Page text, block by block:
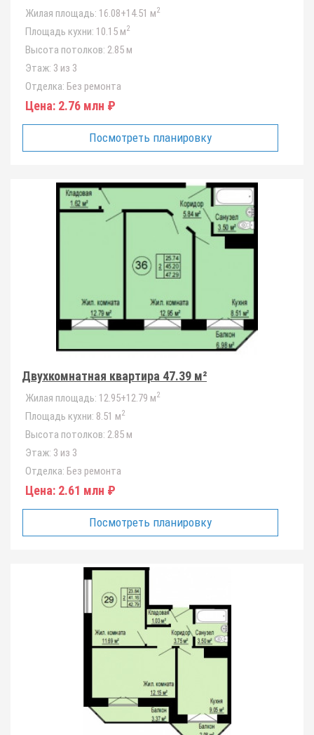
Жилая площадь: 16.08+14.51 м2
Площадь кухни: 10.15 м2
Высота потолков: 2.85 м
Этаж: 3 из 3
Отделка: Без ремонта
Цена: 2.76 млн ₽
Посмотреть планировку
Двухкомнатная квартира 47.39 м²
Жилая площадь: 12.95+12.79 м2
Площадь кухни: 8.51 м2
Высота потолков: 2.85 м
Этаж: 3 из 3
Отделка: Без ремонта
Цена: 2.61 млн ₽
Посмотреть планировку